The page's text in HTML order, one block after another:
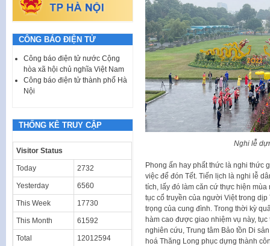
Nghi lễ
Phong ấn hay phất thức là nghi thức
việc để đón Tết. Tiến lịch là nghi lễ
tích, lấy đó làm căn cứ thực hiện
tục cổ truyền của người Việt trong
trọng của cung đình. Trong thời kỳ
hàm cao được giao nhiệm vụ này,
nghiên cứu, Trung tâm Bảo tồn Di
hoá Thăng Long phục dựng thành
CÔNG BÁO ĐIỆN TỬ
Công báo điện tử nước Cộng
hòa xã hội chủ nghĩa Việt Nam
Công báo điện tử thành phố Hà
Nội
THỐNG KÊ TRUY CẬP
Visitor Status
Today 2732
Yesterday 6560
This Week 17730
This Month 61592
Total 12012594